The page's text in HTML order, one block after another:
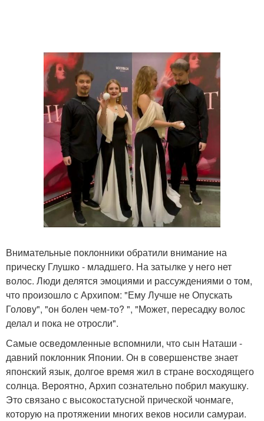
Внимательные поклонники обратили внимание на
прическу Глушко - младшего. На затылке у него нет
волос. Люди делятся эмоциями и рассуждениями о том,
что произошло с Архипом: "Ему Лучше не Опускать
Голову", "он болен чем-то? ", "Может, пересадку волос
делал и пока не отросли".
Самые осведомленные вспомнили, что сын Наташи -
давний поклонник Японии. Он в совершенстве знает
японский язык, долгое время жил в стране восходящего
солнца. Вероятно, Архип сознательно побрил макушку.
Это связано с высокостатусной прической чонмаге,
которую на протяжении многих веков носили самураи.